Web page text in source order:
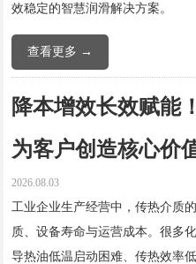
效稳定的智慧润滑解决方案。
查看更多 →
降本增效长效赋能
为客户创造核心价
2026.08.03
工业企业生产经营中，传热介质
质、设备寿命与运营成本。很多
导热油低温启动困难、传热效率